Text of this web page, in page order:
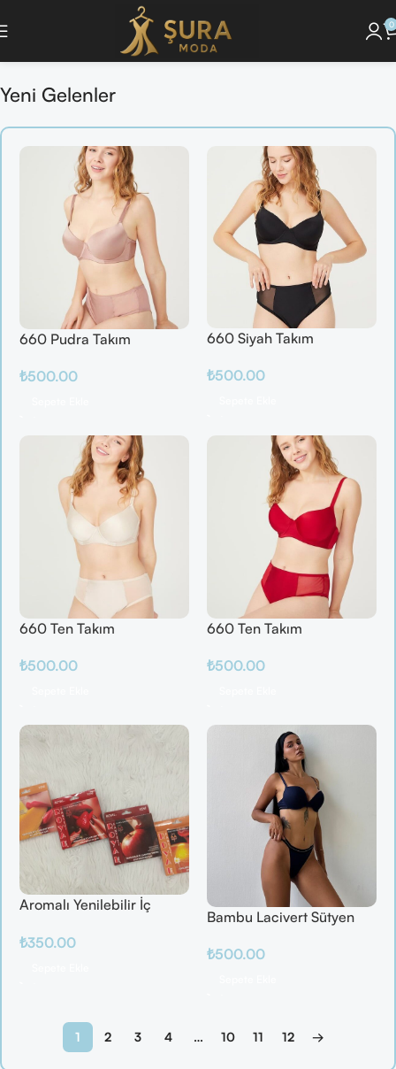
0
Keşfet ] 🔘 [Pijama Takımlarını İncele ] 🔘 [ Saç Bakım Ürünlerini
Yeni Gelenler
660 Pudra Takım
₺500.00
660 Siyah Takım
₺500.00
660 Ten Takım
₺500.00
660 Ten Takım
₺500.00
Aromalı Yenilebilir İç
/ Elma / Portakal
₺350.00
Bambu Lacivert Sütyen
₺500.00
1 2 3 4 … 10 11 12 →